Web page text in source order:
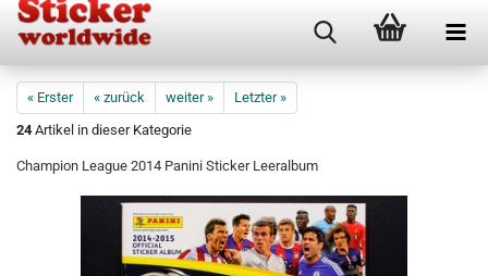
« Erster « zurück weiter »
Letzter »
24Artikel in dieser Kategorie
Champion League 2014 Panini Sticker Leeralbum